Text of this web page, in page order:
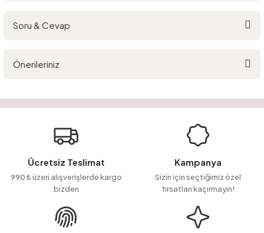
Soru & Cevap
Soru Sor
Önerileriniz
Görüş ve önerileriniz için teşekkür ederiz.
Ürün resmi kalitesiz, bozuk veya görüntülenemiyor.
Ürün açıklamasında eksik bilgiler bulunuyor.
Ürün bilgilerinde hatalar bulunuyor.
Ürün fiyatı diğer sitelerden daha pahalı.
Bu ürüne benzer farklı alternatifler olmalı.
Ücretsiz Teslimat
990 ₺ üzeri alışverişlerde kargo
bizden
Kampanya
Sizin için seçtiğimiz özel
fırsatları kaçırmayın!